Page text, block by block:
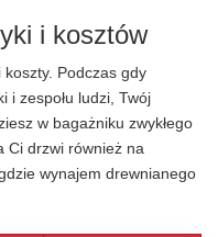
i kosztów
koszty. Podczas gdy
i zespołu ludzi, Twój
w bagażniku zwykłego
Ci drzwi również na
wynajem drewnianego